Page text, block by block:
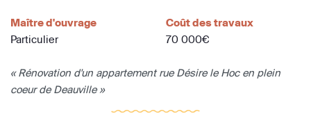
Maître d'ouvrage
Particulier
Coût des travaux
70 000€
« Rénovation d'un appartement rue Désire le Hoc en plein
coeur de Deauville »